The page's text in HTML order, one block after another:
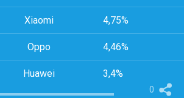
Xiaomi 4,75%
Oppo 4,46%
Huawei 3,4%
0